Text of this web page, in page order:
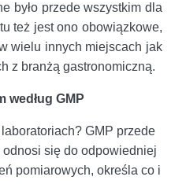
było przede wszystkim dla
też jest ono obowiązkowe,
wielu innych miejscach jak
z branżą gastronomiczną.
według GMP
GMP przede
się do odpowiedniej
pomiarowych, określa co i